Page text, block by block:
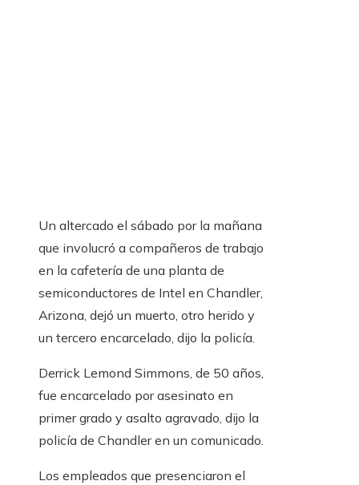
Un altercado el sábado por la mañana
que involucró a compañeros de trabajo
en la cafetería de una planta de
semiconductores de Intel en Chandler,
Arizona, dejó un muerto, otro herido y
un tercero encarcelado, dijo la policía.
Derrick Lemond Simmons, de 50 años,
fue encarcelado por asesinato en
primer grado y asalto agravado, dijo la
policía de Chandler en un comunicado.
Los empleados que presenciaron el